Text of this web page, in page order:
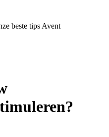
beste tips Avent